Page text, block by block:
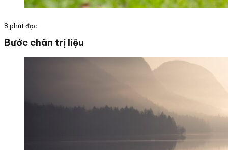
8 phút đọc
Bước chân trị liệu